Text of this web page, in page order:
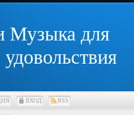
Музыка для
ВХОД RSS